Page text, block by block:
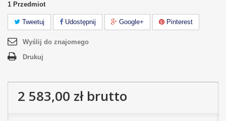
1 Przedmiot
Tweetuj Udostępnij Google+ Pinterest
Wyślij do znajomego
Drukuj
2 583,00 złbrutto